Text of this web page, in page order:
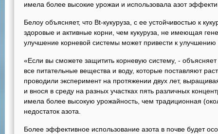
имела более высокие урожаи и использовала азот
Белоу объясняет, что Bt-кукуруза, с ее устойчивостью к
здоровые и активные корни, чем кукуруза, не имеющая
улучшение корневой системы может привести к
«Если вы сможете защитить корневую систему, -
все питательные вещества и воду, которые поставляют
проводили эксперимент на протяжении двух лет,
и внося в среду на разных участках пять различных
имела более высокую урожайность, чем традиционная
недостаток азота.
Более эффективное использование азота в почве будет